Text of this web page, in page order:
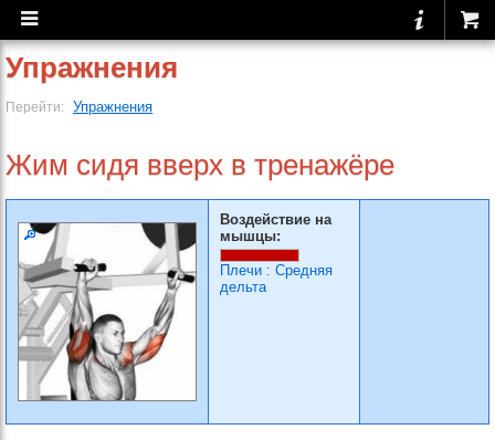
Упражнения
Перейти: Упражнения
Жим сидя вверх в тренажёре
Воздействие на
мышцы:
Плечи : Средняя
дельта